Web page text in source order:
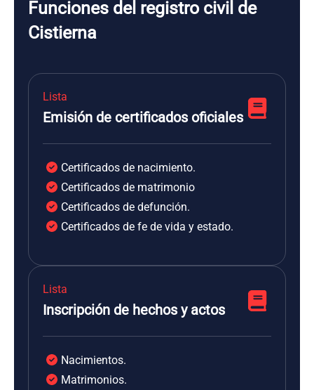
Funciones del registro civil de
Cistierna
Lista
Emisión de certificados oficiales
Certificados de nacimiento.
Certificados de matrimonio
Certificados de defunción.
Certificados de fe de vida y estado.
Lista
Inscripción de hechos y actos
Nacimientos.
Matrimonios.